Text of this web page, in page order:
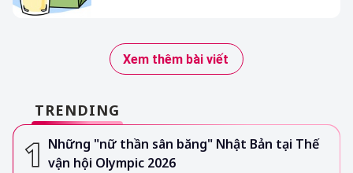
Xem thêm bài viết
TRENDING
Những "nữ thần sân băng" Nhật Bản tại Thế
vận hội Olympic 2026